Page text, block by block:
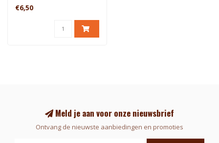
€6,50
Meld je aan voor onze nieuwsbrief
Ontvang de nieuwste aanbiedingen en promoties